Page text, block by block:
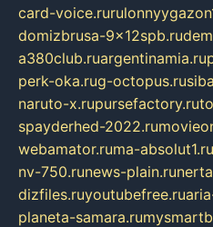
card-voice.ru
domizbrusa-9x12spb.ru
a380club.ruargentinamia.ru
perk-oka.rug-octopus.ru
naruto-x.rupursefactory.ru
spayderhed-2022.ru
webamator.ruma-absolut1.ru
nv-750.runews-plain.ru
dizfiles.ruyoutubefree.ru
planeta-samara.ru